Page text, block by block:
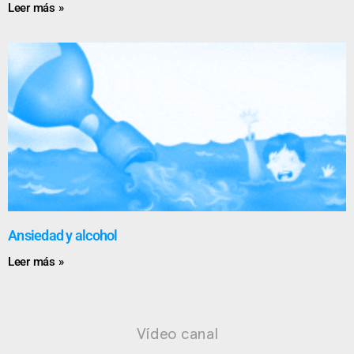
Leer más »
Ansiedad y alcohol
Leer más »
Vídeo canal